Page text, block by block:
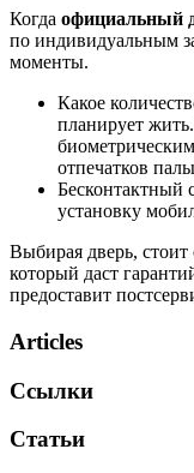
Когда официальный
по индивидуальным
моменты.
Какое
планирует
отпечатков
Бесконтактный
установку
Выбирая дверь,
который даст
предоставит
Articles
Ссылки
Статьи